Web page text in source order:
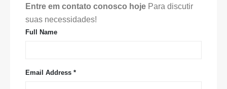
Entre em contato conosco hoje Para discutir
suas necessidades!
Full Name
Email Address *